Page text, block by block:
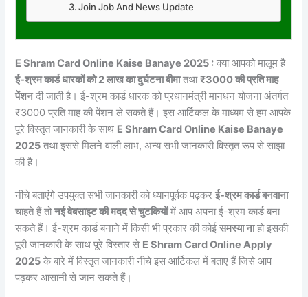
Join Job And News Update
E Shram Card Online Kaise Banaye 2025 : क्या आपको मालूम है
ई-श्रम कार्ड धारकों को 2 लाख का दुर्घटना बीमातथा₹3000 की प्रति माह
पेंशनदी जाती है। ई-श्रम कार्ड धारक को प्रधानमंत्री मानधन योजना अंतर्गत
₹3000 प्रति माह की पेंशन ले सकते हैं। इस आर्टिकल के माध्यम से हम आपके
पूरे विस्तृत जानकारी के साथ E Shram Card Online Kaise Banaye
2025 तथा इससे मिलने वाली लाभ, अन्य सभी जानकारी विस्तृत रूप से साझा
की है।
नीचे बताएंगे उपयुक्त सभी जानकारी को ध्यानपूर्वक पढ़करई-श्रम कार्ड बनवाना
चाहते हैं तोनई वेबसाइट की मदद से चुटकियोंमें आप अपना ई-श्रम कार्ड बना
सकते हैं। ई-श्रम कार्ड बनाने में किसी भी प्रकार की कोईसमस्या नाहो इसकी
पूरी जानकारी के साथ पूरे विस्तार से E Shram Card Online Apply
2025 के बारे में विस्तृत जानकारी नीचे इस आर्टिकल में बताए हैं जिसे आप
पढ़कर आसानी से जान सकते हैं।